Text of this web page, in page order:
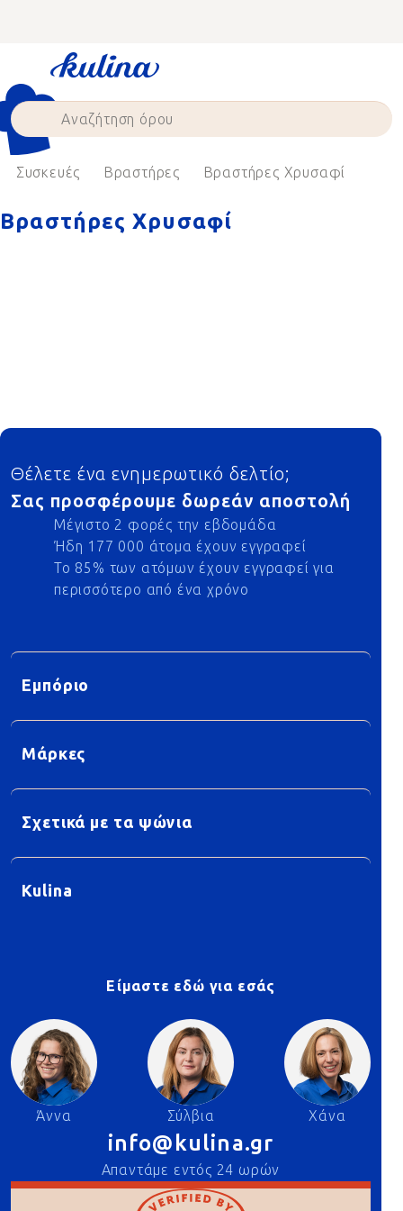
Συσκευές Βραστήρες Βραστήρες Χρυσαφί
Βραστήρες Χρυσαφί
Footer
Θέλετε ένα ενημερωτικό δελτίο;
Σας προσφέρουμε δωρεάν αποστολή
Μέγιστο 2 φορές την εβδομάδα
Ήδη 177 000 άτομα έχουν εγγραφεί
Το 85% των ατόμων έχουν εγγραφεί για
περισσότερο από ένα χρόνο
Εμπόριο
Μάρκες
Σχετικά με τα ψώνια
Kulina
Είμαστε εδώ για εσάς
Άννα Σύλβια Χάνα
info@kulina.gr
Απαντάμε εντός 24 ωρών